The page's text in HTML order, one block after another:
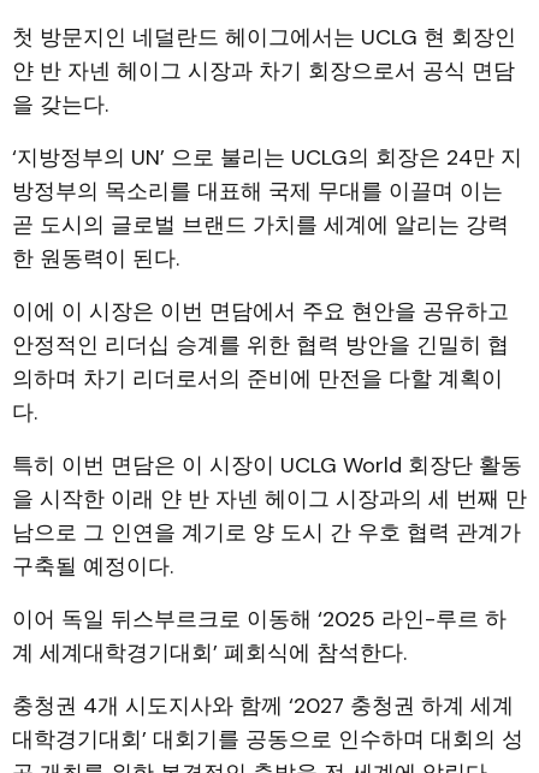
첫 방문지인 네덜란드 헤이그에서는 UCLG 현 회장인
얀 반 자넨 헤이그 시장과 차기 회장으로서 공식 면담
을 갖는다.
‘지방정부의 UN’ 으로 불리는 UCLG의 회장은 24만 지
방정부의 목소리를 대표해 국제 무대를 이끌며 이는
곧 도시의 글로벌 브랜드 가치를 세계에 알리는 강력
한 원동력이 된다.
이에 이 시장은 이번 면담에서 주요 현안을 공유하고
안정적인 리더십 승계를 위한 협력 방안을 긴밀히 협
의하며 차기 리더로서의 준비에 만전을 다할 계획이
다.
특히 이번 면담은 이 시장이 UCLG World 회장단 활동
을 시작한 이래 얀 반 자넨 헤이그 시장과의 세 번째 만
남으로 그 인연을 계기로 양 도시 간 우호 협력 관계가
구축될 예정이다.
이어 독일 뒤스부르크로 이동해 ‘2025 라인-루르 하
계 세계대학경기대회’ 폐회식에 참석한다.
충청권 4개 시도지사와 함께 ‘2027 충청권 하계 세계
대학경기대회’ 대회기를 공동으로 인수하며 대회의 성